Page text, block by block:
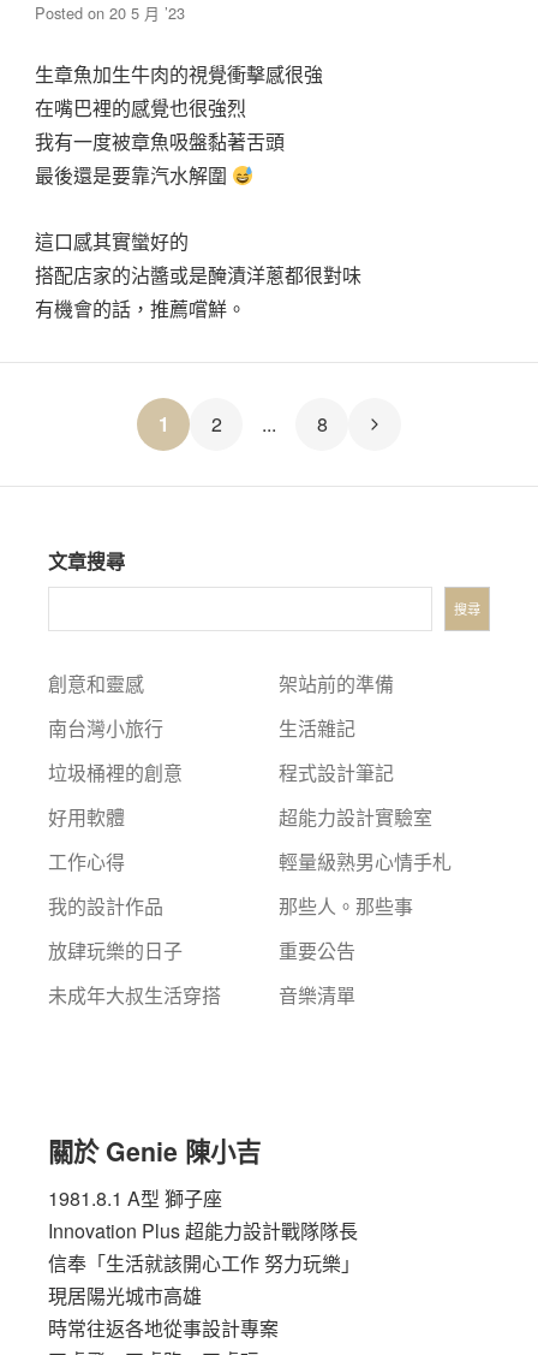
Posted on20 5 月 ’23
生章魚加生牛肉的視覺衝擊感很強
在嘴巴裡的感覺也很強烈
我有一度被章魚吸盤黏著舌頭
最後還是要靠汽水解圍
這口感其實蠻好的
搭配店家的沾醬或是醃漬洋蔥都很對味
有機會的話，推薦嚐鮮。
章
頁
1 2 ... 8
文章搜尋
搜尋
創意和靈感
南台灣小旅行
垃圾桶裡的創意
好用軟體
工作心得
我的設計作品
放肆玩樂的日子
未成年大叔生活穿搭
架站前的準備
生活雜記
程式設計筆記
超能力設計實驗室
輕量級熟男心情手札
那些人。那些事
重要公告
音樂清單
關於 Genie 陳小吉
1981.8.1 A型 獅子座
Innovation Plus超能力設計戰隊隊長
信奉「生活就該開心工作 努力玩樂」
現居陽光城市高雄
時常往返各地從事設計專案